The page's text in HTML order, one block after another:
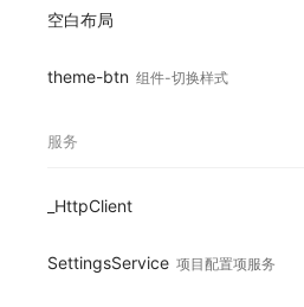
空白布局
theme-btn 组件-切换样式
服务
_HttpClient
SettingsService 项目配置项服务